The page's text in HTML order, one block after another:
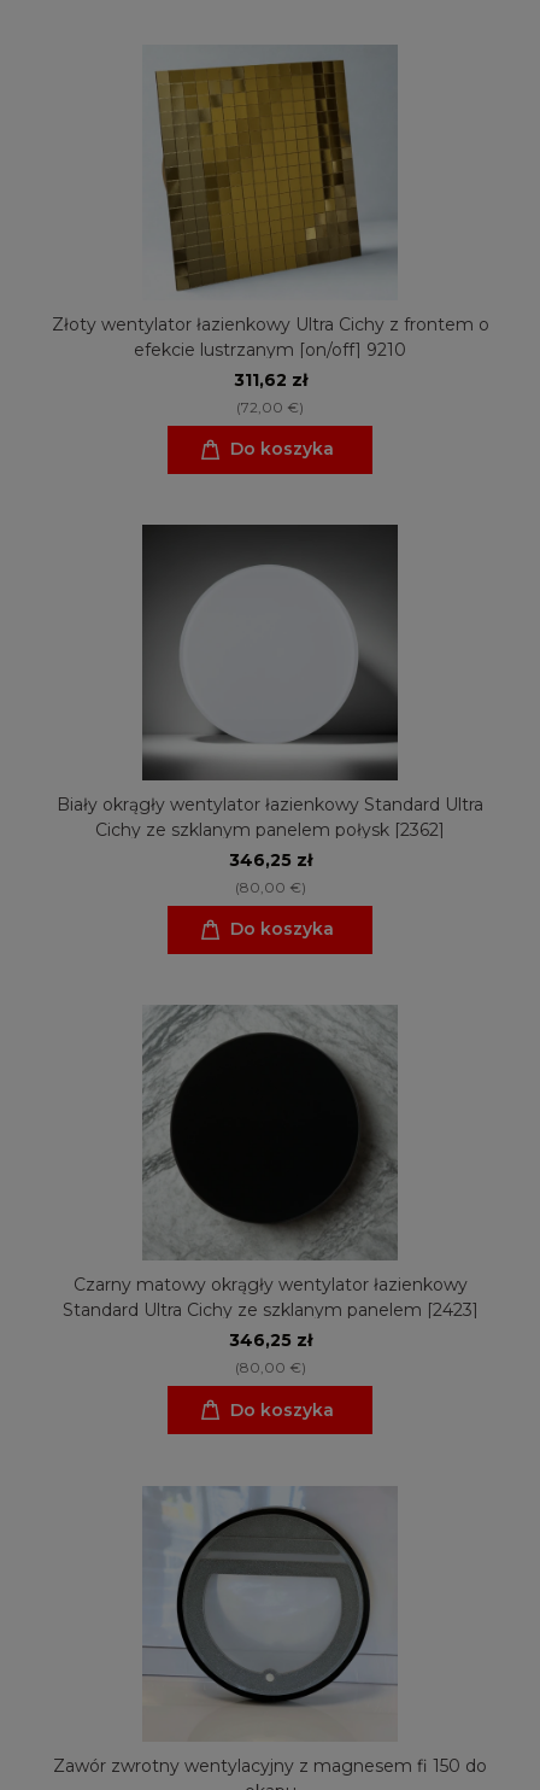
Złoty wentylator łazienkowy Ultra Cichy z frontem o
efekcie lustrzanym [on/off] 9210
311,62 zł
(72,00 €)
Do koszyka
Biały okrągły wentylator łazienkowy Standard Ultra
Cichy ze szklanym panelem połysk [2362]
346,25 zł
(80,00 €)
Do koszyka
Czarny matowy okrągły wentylator łazienkowy
Standard Ultra Cichy ze szklanym panelem [2423]
346,25 zł
(80,00 €)
Do koszyka
Zawór zwrotny wentylacyjny z magnesem fi 150 do